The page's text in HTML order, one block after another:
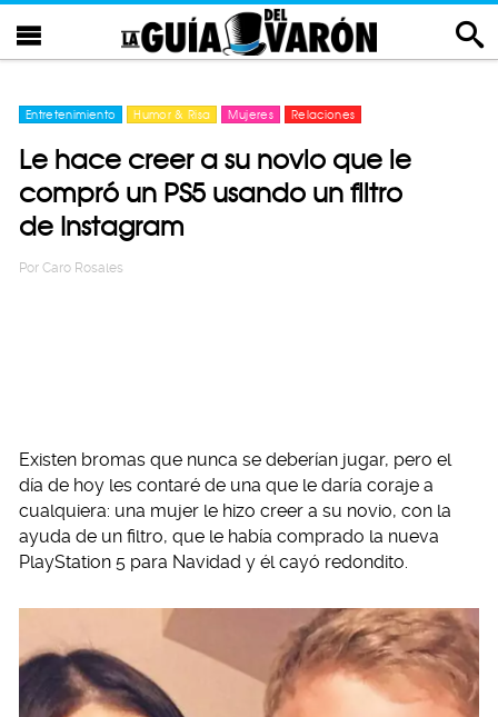
Entretenimiento Humor & Risa Mujeres Relaciones
Le hace creer a su novio que le
compró un PS5 usando un filtro
de Instagram
Por Caro Rosales
Existen bromas que nunca se deberían jugar, pero el
día de hoy les contaré de una que le daría coraje a
cualquiera: una mujer le hizo creer a su novio, con la
ayuda de un filtro, que le había comprado la nueva
PlayStation 5 para Navidad y él cayó redondito.